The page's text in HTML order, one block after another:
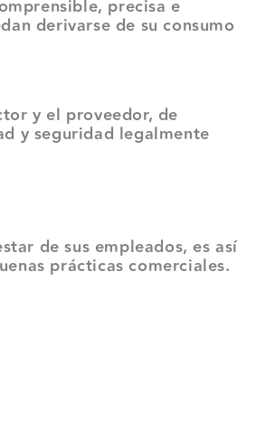
precisa e
derivarse de su consumo
y el proveedor, de
y seguridad legalmente
de sus empleados, es así
prácticas comerciales.